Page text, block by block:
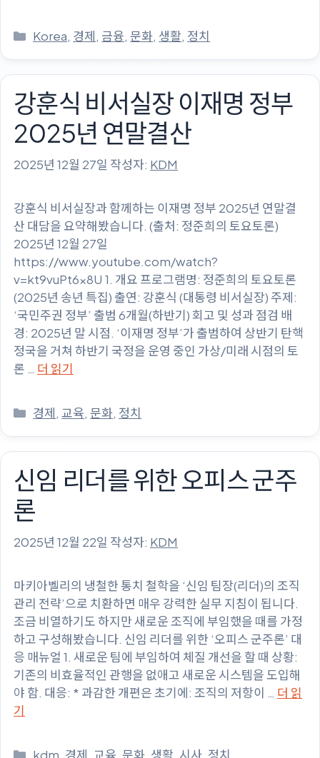
카
Korea, 경제, 금융,문화, 생활, 정치
강훈식 비서실장 이재명 정부
2025년 연말결산
2025년 12월 27일 작성자: KDM
강훈식 비서실장과 함께하는 이재명 정부 2025년 연말결
산 대담을 요약해봤습니다. (출처: 정준희의 토요토론)
2025년 12월 27일
https://www.youtube.com/watch?
v=kt9vuPt6x8U 1. 개요 프로그램명: 정준희의 토요토론
(2025년 송년 특집) 출연: 강훈식 (대통령 비서실장) 주제:
‘국민주권 정부’ 출범 6개월(하반기) 회고 및 성과 점검 배
경: 2025년 말 시점. ‘이재명 정부’가 출범하여 상반기 탄핵
정국을 거쳐 하반기 국정을 운영 중인 가상/미래 시점의 토
론 … 더 읽기
카
경제,교육,문화, 정치
신임 리더를 위한 오피스 군주
론
2025년 12월 22일 작성자: KDM
마키아벨리의 냉철한 통치 철학을 ‘신임 팀장(리더)의 조직
관리 전략’으로 치환하면 매우 강력한 실무 지침이 됩니다.
조금 비열하기도 하지만 새로운 조직에 부임했을 때를 가정
하고 구성해봤습니다. 신임 리더를 위한 ‘오피스 군주론’ 대
응 매뉴얼 1. 새로운 팀에 부임하여 체질 개선을 할 때 상황:
기존의 비효율적인 관행을 없애고 새로운 시스템을 도입해
야 함. 대응: * 과감한 개편은 초기에: 조직의 저항이 … 더 읽
기
카
kdm 경제 교육 ,문화 생활 시사 정치